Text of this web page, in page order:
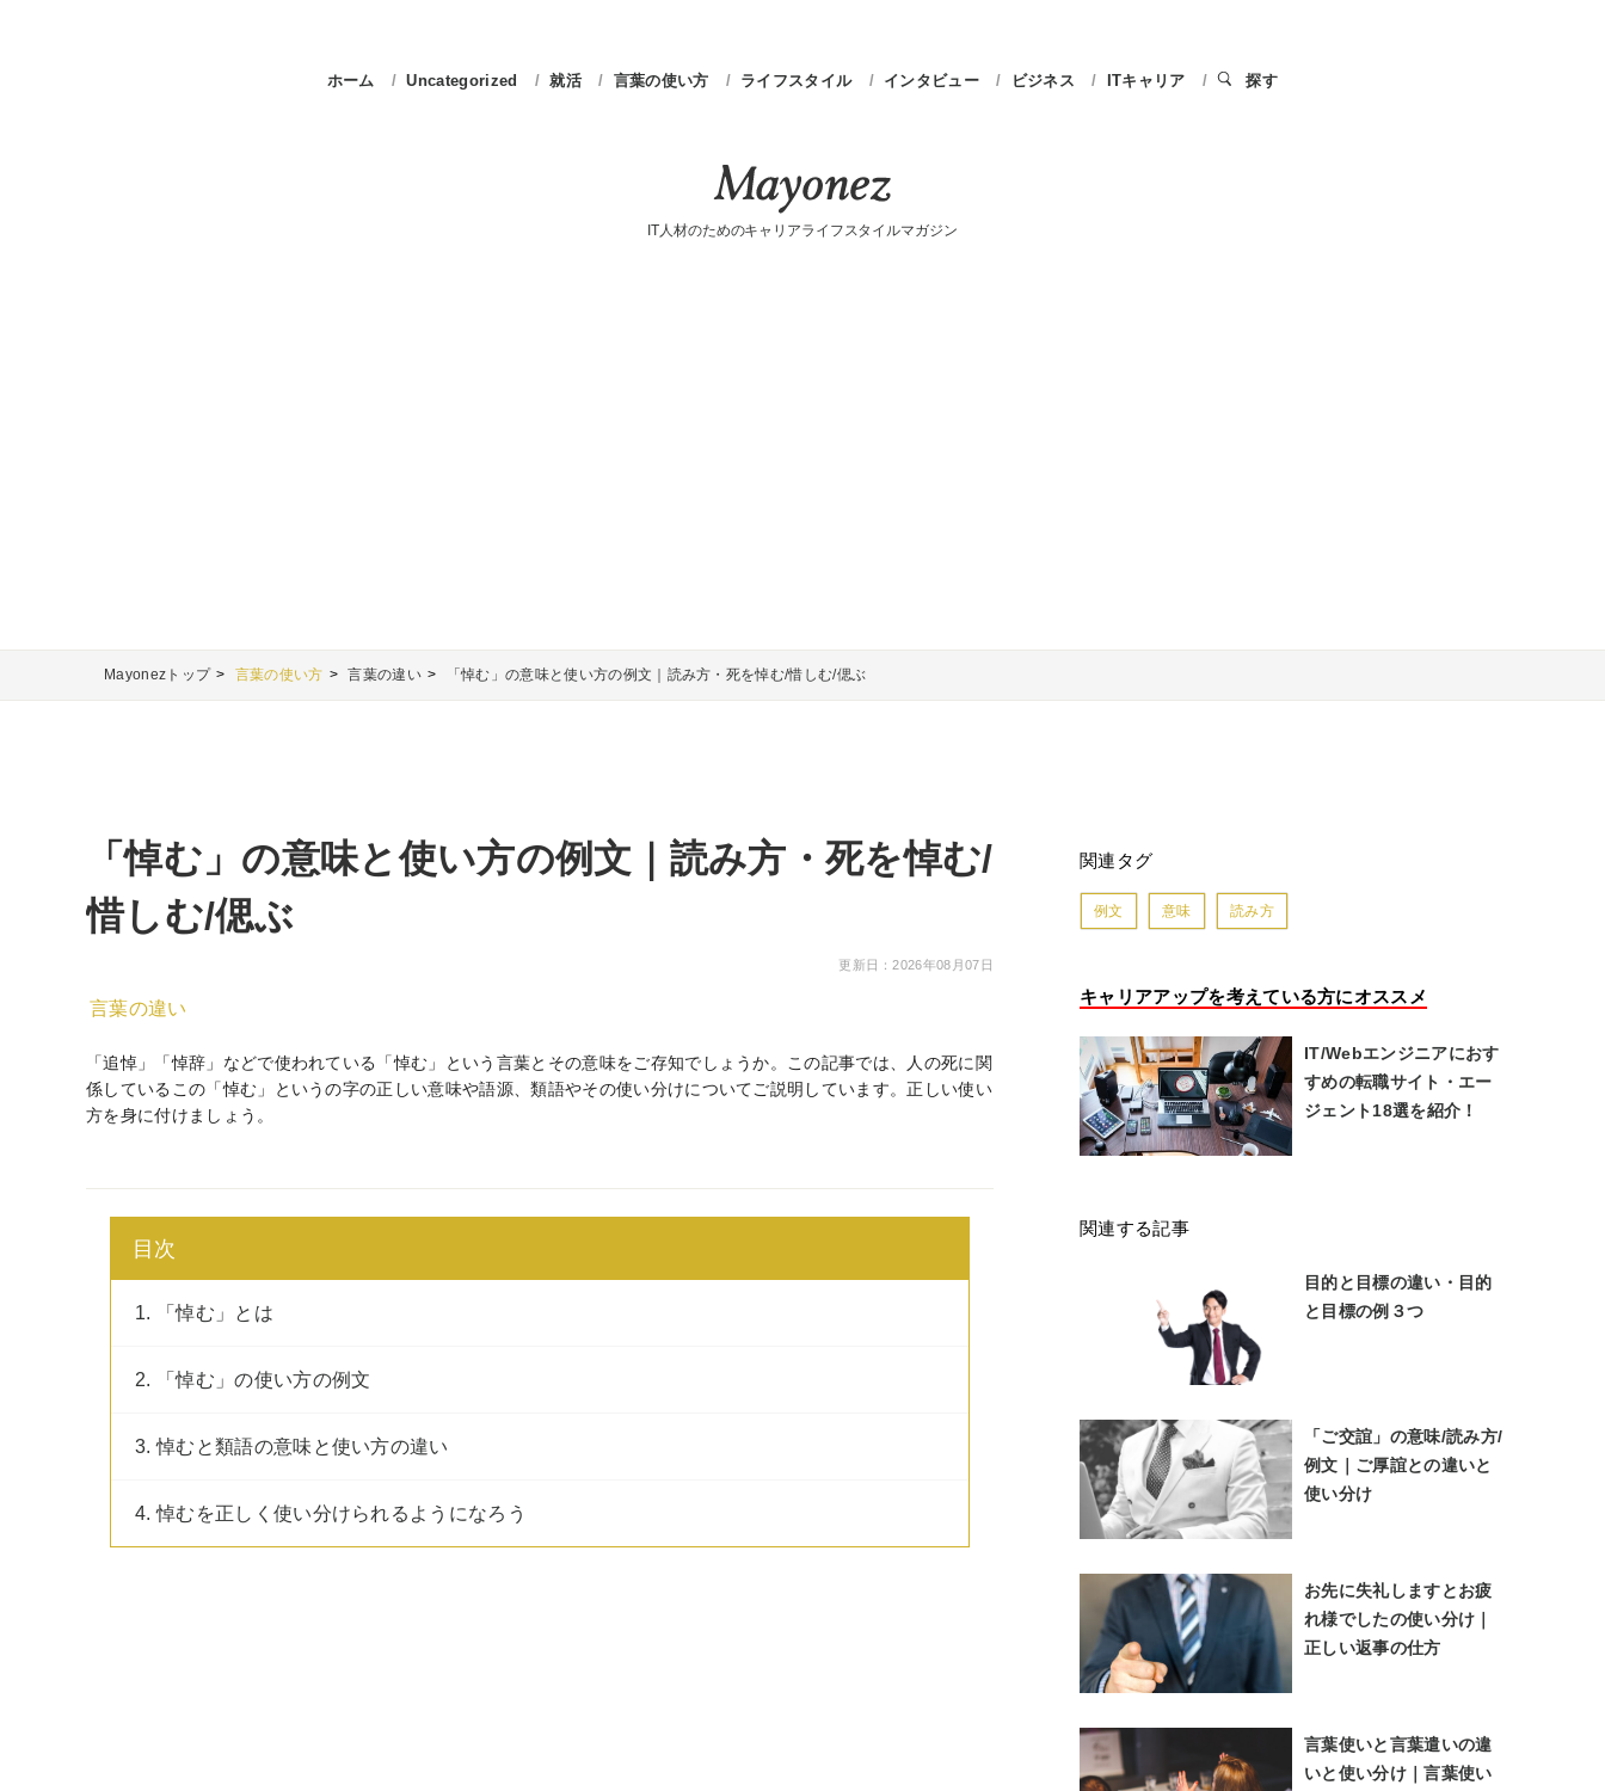
ホーム Uncategorized 就活 言葉の使い方 ライフスタイル インタビュー ビジネス ITキャリア 探す
IT人材のためのキャリアライフスタイルマガジン
Mayonezトップ 言葉の使い方 言葉の違い 「悼む」の意味と使い方の例文｜読み方・死を悼む/惜しむ/偲ぶ
「悼む」の意味と使い方の例文｜読み方・死を悼む/
惜しむ/偲ぶ
更新日：2026年08月07日
言葉の違い
「追悼」「悼辞」などで使われている「悼む」という言葉とその意味をご存知でしょうか。この記事では、人の死に関
係しているこの「悼む」というの字の正しい意味や語源、類語やその使い分けについてご説明しています。正しい使い
方を身に付けましょう。
目次
1. 「悼む」とは
2. 「悼む」の使い方の例文
3. 悼むと類語の意味と使い方の違い
4. 悼むを正しく使い分けられるようになろう
関連タグ
例文 意味 読み方
キャリアアップを考えている方にオススメ
IT/Webエンジニアにおす
すめの転職サイト・エー
ジェント18選を紹介！
関連する記事
目的と目標の違い・目的
と目標の例３つ
「ご交誼」の意味/読み方/
例文｜ご厚誼との違いと
使い分け
お先に失礼しますとお疲
れ様でしたの使い分け｜
正しい返事の仕方
言葉使いと言葉遣いの違
いと使い分け｜言葉使い